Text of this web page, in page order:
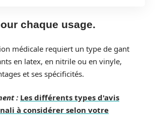
chaque usage.
médicale requiert un type de gant
en latex, en nitrile ou en vinyle,
et ses spécificités.
: Les différents types d'avis
à considérer selon votre